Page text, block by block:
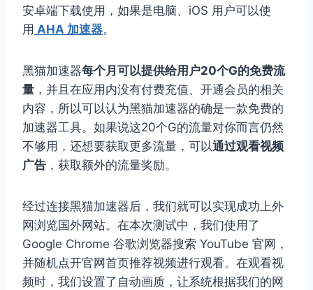
安卓端下载使用，如果是电脑、iOS 用户可以使
用 AHA 加速器。
黑猫加速器每个月可以提供给用户20个G的免费流
量 ，并且在应用内没有付费充值、开通会员的相关
内容，所以可以认为黑猫加速器的确是一款免费的
加速器工具。如果说这20个G的流量对你而言仍然
不够用，还想要获取更多流量，可以通过观看视频
广告 ，获取额外的流量奖励。
经过连接黑猫加速器后，我们就可以实现成功上外
网浏览国外网站。在本次测试中，我们使用了
Google Chrome 谷歌浏览器搜索 YouTube 官网，
并随机点开官网首页推荐视频进行观看。在观看视
频时，我们设置了自动画质，让系统根据我们的网